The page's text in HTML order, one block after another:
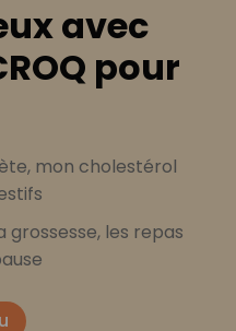
avec
pour
mon cholestérol
les repas